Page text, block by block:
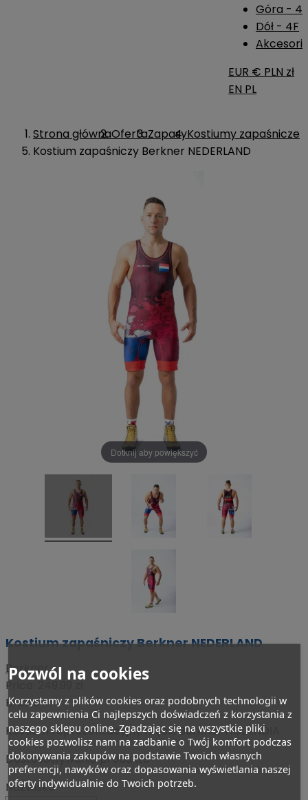
Góra -
Dół - 4F
EUR € PLN zł
EN PL
Strona głównaOfertaZapasyKostiumy zapaśnicze
Kostium zapaśniczy Berkner NEDERLAND
Dotknij aby powiększyć
Kostium zapaśniczy Berkner NEDERLAND
Berkner
Price:
Brutto
Kostium reprezentacyjny męski Berkner HOLANDIA
Dostosowywanie produktu
Nazwisko
Pozwól na cookies
Korzystamy z plików cookies oraz podobnych technologii w
celu zapewnienia Ci najlepszych doświadczeń z korzystania z
naszego sklepu online. Zgadzając się na wszystkie pliki
cookies pozwolisz nam na zadbanie o Twój komfort podczas
dokonywania zakupów na podstawie Twoich własnych
preferencji, nawyków oraz dopasowania wyświetlania naszej
oferty indywidualnie do Twoich potrzeb.